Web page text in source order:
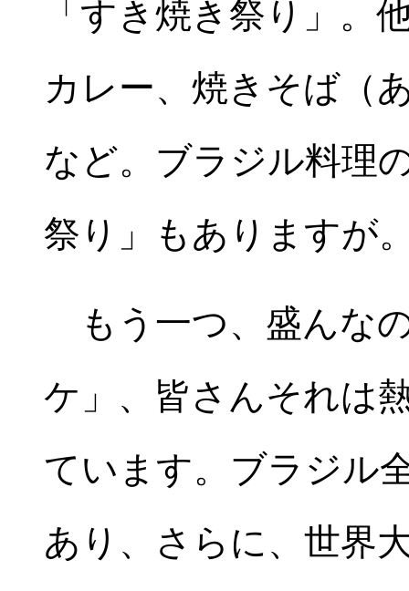
「すき焼き祭り」。
カレー、焼きそば（
など。ブラジル料理
祭り」もありますが
もう一つ、盛んな
ケ」、皆さんそれは
ています。ブラジル
あり、さらに、世界